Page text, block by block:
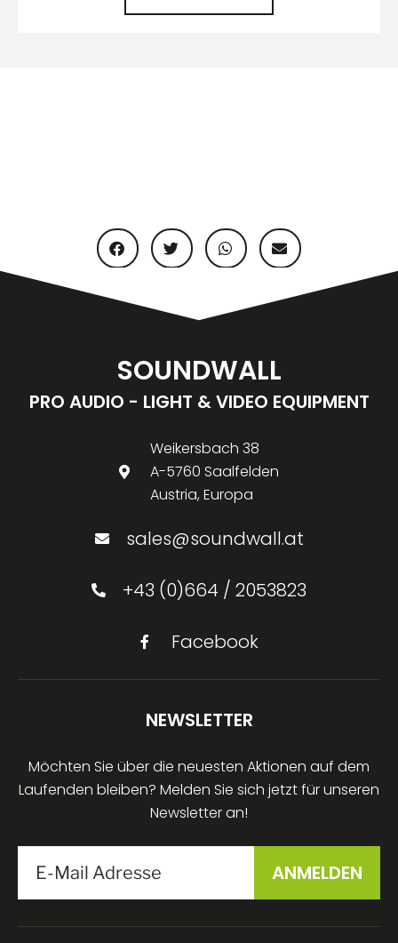
SOUNDWALL
PRO AUDIO - LIGHT & VIDEO EQUIPMENT
Weikersbach 38
A-5760 Saalfelden
Austria, Europa
sales@soundwall.at
+43 (0)664 / 2053823
Facebook
NEWSLETTER
Möchten Sie über die neuesten Aktionen auf dem
Laufenden bleiben? Melden Sie sich jetzt für unseren
Newsletter an!